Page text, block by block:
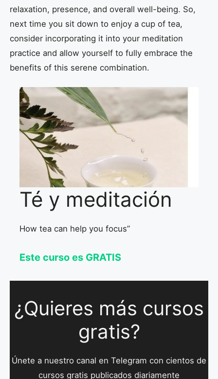
relaxation, presence, and overall well-being. So,
next time you sit down to enjoy a cup of tea,
consider incorporating it into your meditation
practice and allow yourself to fully embrace the
benefits of this serene combination.
Té y meditación
How tea can help you focus”
Este curso es GRATIS
¿Quieres más cursos
gratis?
Únete a nuestro canal en Telegram con cientos de
cursos gratis publicados diariamente